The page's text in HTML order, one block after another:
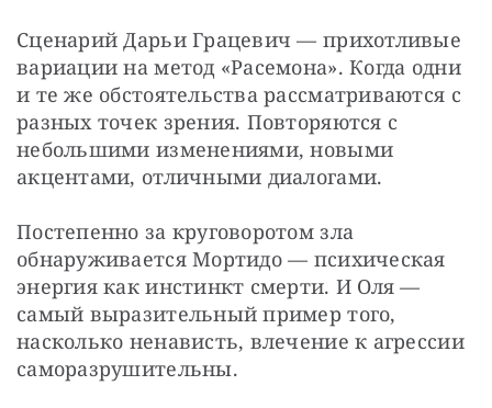
Сценарий Дарьи Грацевич — прихотливые
вариации на метод «Расемона». Когда одни
и те же обстоятельства рассматриваются с
разных точек зрения. Повторяются с
небольшими изменениями, новыми
акцентами, отличными диалогами.
Постепенно за круговоротом зла
обнаруживается Мортидо — психическая
энергия как инстинкт смерти. И Оля —
самый выразительный пример того,
насколько ненависть, влечение к агрессии
саморазрушительны.